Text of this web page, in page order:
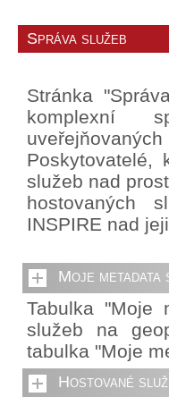
Správa služeb
Stránka
komplexní
Poskytovatelé,
služeb nad
hostovaných
INSPIRE nad
Moje metadata
Tabulka "Moje
služeb na
tabulka "Moje
Hostované